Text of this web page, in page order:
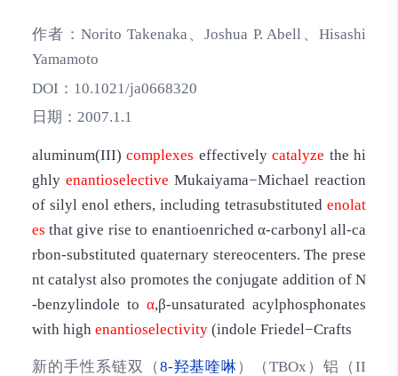
作者：Norito Takenaka、Joshua P. Abell、Hisashi
Yamamoto
DOI： 10.1021/ja0668320
日期： 2007.1.1
aluminum(III)complexes effectivelycatalyze the hi
ghly enantioselective Mukaiyama−Michael reaction
of silyl enol ethers, including tetrasubstitutedenolat
es that give rise to enantioenriched α-carbonyl all-ca
rbon-substituted quaternary stereocenters. The prese
nt catalyst also promotes the conjugate addition of N
-benzylindole toα,β-unsaturated acylphosphonates
with high enantioselectivity(indole Friedel−Crafts
新的手性系链双（8-羟基喹啉 ）（TBOx）铝（II